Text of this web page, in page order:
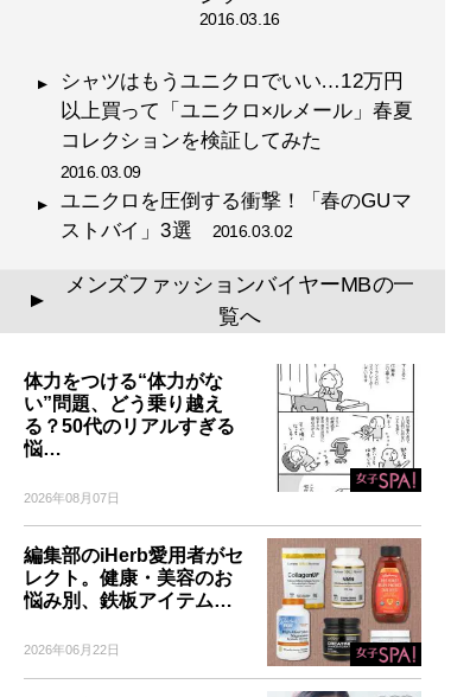
2016.03.16
シャツはもうユニクロでいい…12万円
以上買って「ユニクロ×ルメール」春夏
コレクションを検証してみた
2016.03.09
ユニクロを圧倒する衝撃！「春のGUマ
ストバイ」3選 2016.03.02
▲
メンズファッションバイヤーMBの一
覧へ
体力をつける“体力がな
い”問題、どう乗り越え
る？50代のリアルすぎる
悩…
2026年08月07日
編集部のiHerb愛用者がセ
レクト。健康・美容のお
悩み別、鉄板アイテム…
2026年06月22日